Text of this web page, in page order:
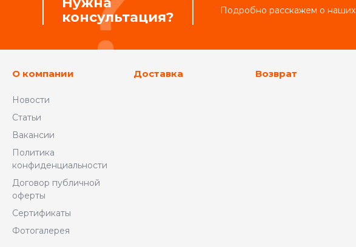
консультация?
Подробно расскажем о наших
О компании
Новости
Статьи
Вакансии
Политика
конфиденциальности
Договор публичной
оферты
Сертификаты
Фотогалерея
Доставка Возврат